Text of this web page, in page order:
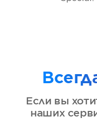
Если вы
наших